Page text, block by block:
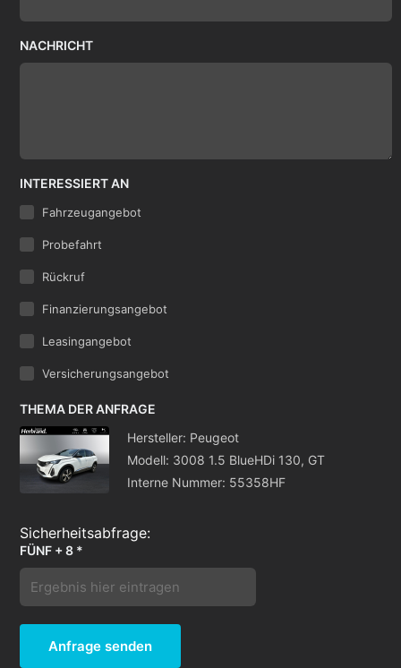
NACHRICHT
INTERESSIERT AN
Fahrzeugangebot
Probefahrt
Rückruf
Finanzierungsangebot
Leasingangebot
Versicherungsangebot
THEMA DER ANFRAGE
Hersteller: Peugeot
Modell: 3008 1.5 BlueHDi 130, GT
Interne Nummer: 55358HF
FÜNF + 8 *
Anfrage senden